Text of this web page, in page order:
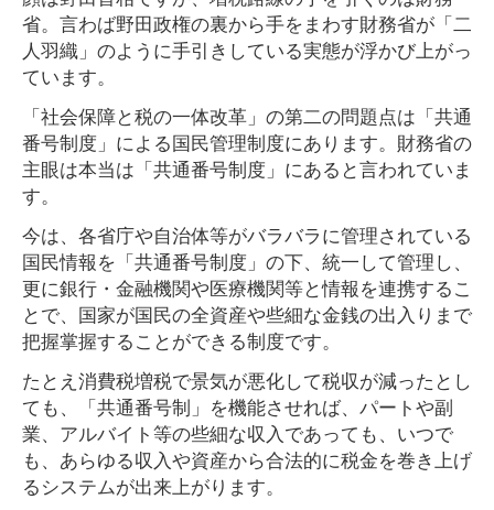
省。言わば野田政権の裏から手をまわす財務省が「二
人羽織」のように手引きしている実態が浮かび上がっ
ています。
「社会保障と税の一体改革」の第二の問題点は「共通
番号制度」による国民管理制度にあります。財務省の
主眼は本当は「共通番号制度」にあると言われていま
す。
今は、各省庁や自治体等がバラバラに管理されている
国民情報を「共通番号制度」の下、統一して管理し、
更に銀行・金融機関や医療機関等と情報を連携するこ
とで、国家が国民の全資産や些細な金銭の出入りまで
把握掌握することができる制度です。
たとえ消費税増税で景気が悪化して税収が減ったとし
ても、「共通番号制」を機能させれば、パートや副
業、アルバイト等の些細な収入であっても、いつで
も、あらゆる収入や資産から合法的に税金を巻き上げ
るシステムが出来上がります。